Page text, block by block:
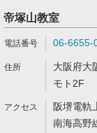
帝塚山教室
06-6655-
大阪府大
モト2F
阪堺電軌
南海高野